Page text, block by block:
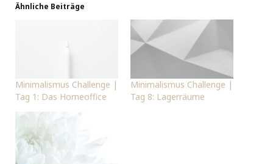
Ähnliche Beiträge
Minimalismus Challenge |
Tag 1: Das Homeoffice
Minimalismus Challenge |
Tag 8: Lagerräume